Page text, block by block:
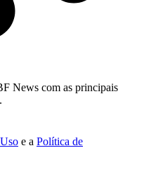
News com as principais
e a Política de